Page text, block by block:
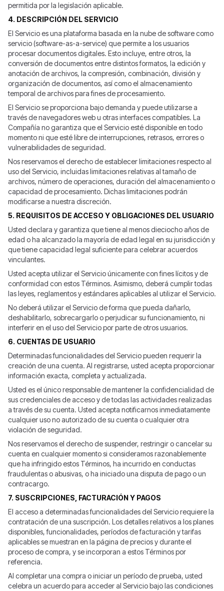
permitida por la legislación aplicable.
4. DESCRIPCIÓN DEL SERVICIO
El Servicio es una plataforma basada en la nube de software como
servicio (software-as-a-service) que permite a los usuarios
procesar documentos digitales. Esto incluye, entre otros, la
conversión de documentos entre distintos formatos, la edición y
anotación de archivos, la compresión, combinación, división y
organización de documentos, así como el almacenamiento
temporal de archivos para fines de procesamiento.
El Servicio se proporciona bajo demanda y puede utilizarse a
través de navegadores web u otras interfaces compatibles. La
Compañía no garantiza que el Servicio esté disponible en todo
momento ni que esté libre de interrupciones, retrasos, errores o
vulnerabilidades de seguridad.
Nos reservamos el derecho de establecer limitaciones respecto al
uso del Servicio, incluidas limitaciones relativas al tamaño de
archivos, número de operaciones, duración del almacenamiento o
capacidad de procesamiento. Dichas limitaciones podrán
modificarse a nuestra discreción.
5. REQUISITOS DE ACCESO Y OBLIGACIONES DEL USUARIO
Usted declara y garantiza que tiene al menos dieciocho años de
edad o ha alcanzado la mayoría de edad legal en su jurisdicción y
que tiene capacidad legal suficiente para celebrar acuerdos
vinculantes.
Usted acepta utilizar el Servicio únicamente con fines lícitos y de
conformidad con estos Términos. Asimismo, deberá cumplir todas
las leyes, reglamentos y estándares aplicables al utilizar el Servicio.
No deberá utilizar el Servicio de forma que pueda dañarlo,
deshabilitarlo, sobrecargarlo o perjudicar su funcionamiento, ni
interferir en el uso del Servicio por parte de otros usuarios.
6. CUENTAS DE USUARIO
Determinadas funcionalidades del Servicio pueden requerir la
creación de una cuenta. Al registrarse, usted acepta proporcionar
información exacta, completa y actualizada.
Usted es el único responsable de mantener la confidencialidad de
sus credenciales de acceso y de todas las actividades realizadas
a través de su cuenta. Usted acepta notificarnos inmediatamente
cualquier uso no autorizado de su cuenta o cualquier otra
violación de seguridad.
Nos reservamos el derecho de suspender, restringir o cancelar su
cuenta en cualquier momento si consideramos razonablemente
que ha infringido estos Términos, ha incurrido en conductas
fraudulentas o abusivas, o ha iniciado una disputa de pago o un
contracargo.
7. SUSCRIPCIONES, FACTURACIÓN Y PAGOS
El acceso a determinadas funcionalidades del Servicio requiere la
contratación de una suscripción. Los detalles relativos a los planes
disponibles, funcionalidades, períodos de facturación y tarifas
aplicables se muestran en la página de precios y durante el
proceso de compra, y se incorporan a estos Términos por
referencia.
Al completar una compra o iniciar un período de prueba, usted
celebra un acuerdo para acceder al Servicio bajo las condiciones